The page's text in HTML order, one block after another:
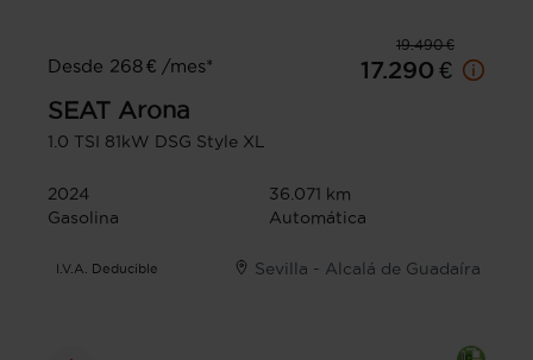
19.490 €
Desde 268 € /mes*
17.290 €
SEAT Arona
1.0 TSI 81kW DSG Style XL
2024
36.071 km
Gasolina
Automática
I.V.A. Deducible Sevilla - Alcalá de Guadaíra